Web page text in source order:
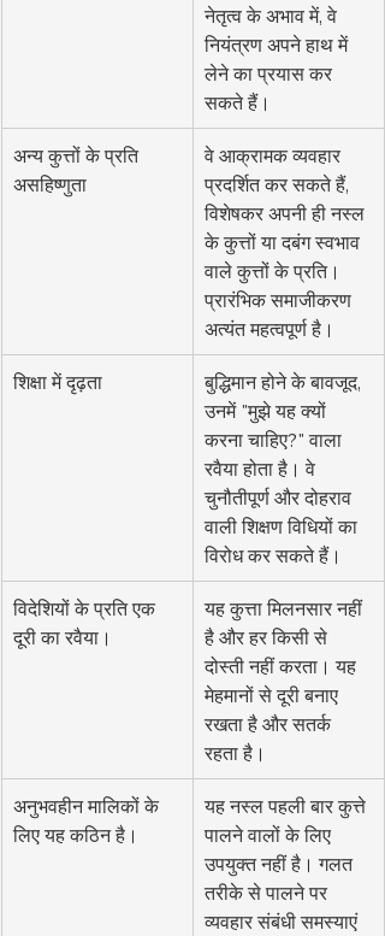
नेतृत्व के अभाव में, वे
नियंत्रण अपने हाथ में
लेने का प्रयास कर
सकते हैं।
अन्य कुत्तों के प्रति
असहिष्णुता
वे आक्रामक व्यवहार
प्रदर्शित कर सकते हैं,
विशेषकर अपनी ही नस्ल
के कुत्तों या दबंग स्वभाव
वाले कुत्तों के प्रति।
प्रारंभिक समाजीकरण
अत्यंत महत्वपूर्ण है।
शिक्षा में दृढ़ता
बुद्धिमान होने के बावजूद,
उनमें "मुझे यह क्यों
करना चाहिए?" वाला
रवैया होता है। वे
चुनौतीपूर्ण और दोहराव
वाली शिक्षण विधियों का
विरोध कर सकते हैं।
विदेशियों के प्रति एक
दूरी का रवैया।
यह कुत्ता मिलनसार नहीं
है और हर किसी से
दोस्ती नहीं करता। यह
मेहमानों से दूरी बनाए
रखता है और सतर्क
रहता है।
अनुभवहीन मालिकों के
लिए यह कठिन है।
यह नस्ल पहली बार कुत्ते
पालने वालों के लिए
उपयुक्त नहीं है। गलत
तरीके से पालने पर
व्यवहार संबंधी समस्याएं